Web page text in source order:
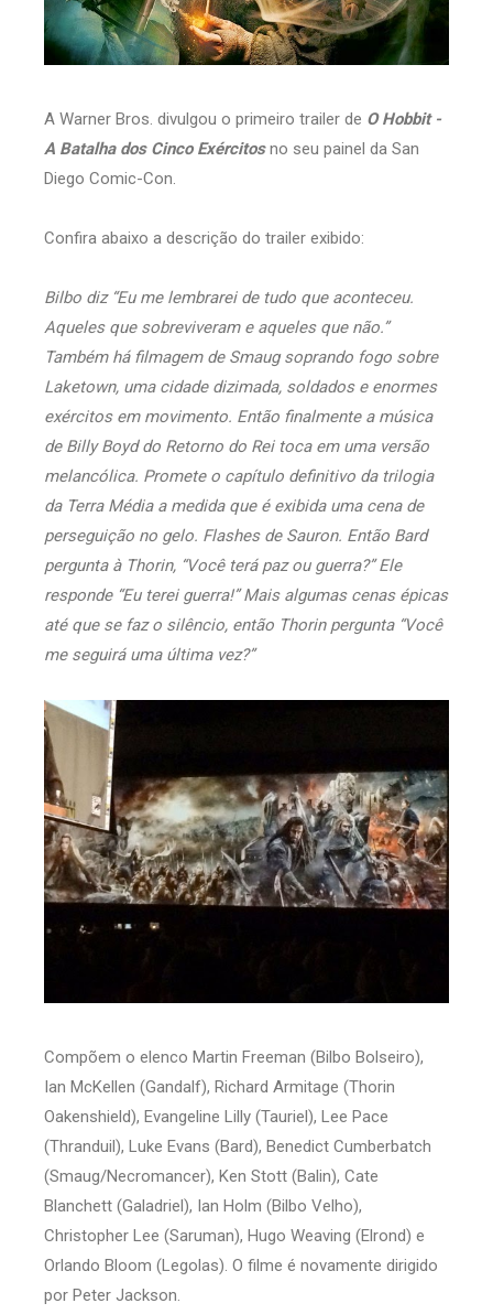
A Warner Bros. divulgou o primeiro trailer de O Hobbit -
A Batalha dos Cinco Exércitosno seu painel da San
Diego Comic-Con.
Confira abaixo a descrição do trailer exibido:
Bilbo diz “Eu me lembrarei de tudo que aconteceu.
Aqueles que sobreviveram e aqueles que não.”
Também há filmagem de Smaug soprando fogo sobre
Laketown, uma cidade dizimada, soldados e enormes
exércitos em movimento. Então finalmente a música
de Billy Boyd do Retorno do Rei toca em uma versão
melancólica. Promete o capítulo definitivo da trilogia
da Terra Média a medida que é exibida uma cena de
perseguição no gelo. Flashes de Sauron. Então Bard
pergunta à Thorin, “Você terá paz ou guerra?” Ele
responde “Eu terei guerra!” Mais algumas cenas épicas
até que se faz o silêncio, então Thorin pergunta “Você
me seguirá uma última vez?”
Compõem o elenco Martin Freeman (Bilbo Bolseiro),
Ian McKellen (Gandalf), Richard Armitage (Thorin
Oakenshield), Evangeline Lilly (Tauriel), Lee Pace
(Thranduil), Luke Evans (Bard), Benedict Cumberbatch
(Smaug/Necromancer), Ken Stott (Balin), Cate
Blanchett (Galadriel), Ian Holm (Bilbo Velho),
Christopher Lee (Saruman), Hugo Weaving (Elrond) e
Orlando Bloom (Legolas). O filme é novamente dirigido
por Peter Jackson.